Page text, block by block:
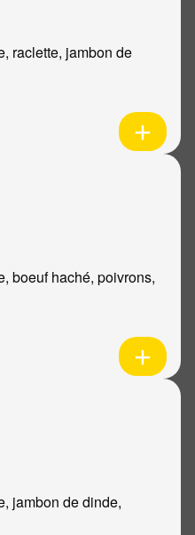
raclette, jambon de
boeuf haché, poivrons,
jambon de dinde,